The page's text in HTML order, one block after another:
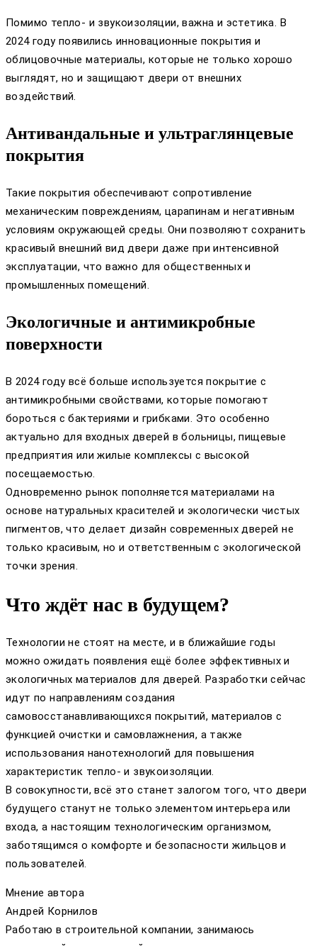
Помимо тепло- и звукоизоляции, важна и эстетика. В
2024 году появились инновационные покрытия и
облицовочные материалы, которые не только хорошо
выглядят, но и защищают двери от внешних
воздействий.
Антивандальные и ультраглянцевые
покрытия
Такие покрытия обеспечивают сопротивление
механическим повреждениям, царапинам и негативным
условиям окружающей среды. Они позволяют сохранить
красивый внешний вид двери даже при интенсивной
эксплуатации, что важно для общественных и
промышленных помещений.
Экологичные и антимикробные
поверхности
В 2024 году всё больше используется покрытие с
антимикробными свойствами, которые помогают
бороться с бактериями и грибками. Это особенно
актуально для входных дверей в больницы, пищевые
предприятия или жилые комплексы с высокой
посещаемостью.
Одновременно рынок пополняется материалами на
основе натуральных красителей и экологически чистых
пигментов, что делает дизайн современных дверей не
только красивым, но и ответственным с экологической
точки зрения.
Что ждёт нас в будущем?
Технологии не стоят на месте, и в ближайшие годы
можно ожидать появления ещё более эффективных и
экологичных материалов для дверей. Разработки сейчас
идут по направлениям создания
самовосстанавливающихся покрытий, материалов с
функцией очистки и самовлажнения, а также
использования нанотехнологий для повышения
характеристик тепло- и звукоизоляции.
В совокупности, всё это станет залогом того, что двери
будущего станут не только элементом интерьера или
входа, а настоящим технологическим организмом,
заботящимся о комфорте и безопасности жильцов и
пользователей.
Мнение автора
Андрей Корнилов
Работаю в строительной компании, занимаюсь